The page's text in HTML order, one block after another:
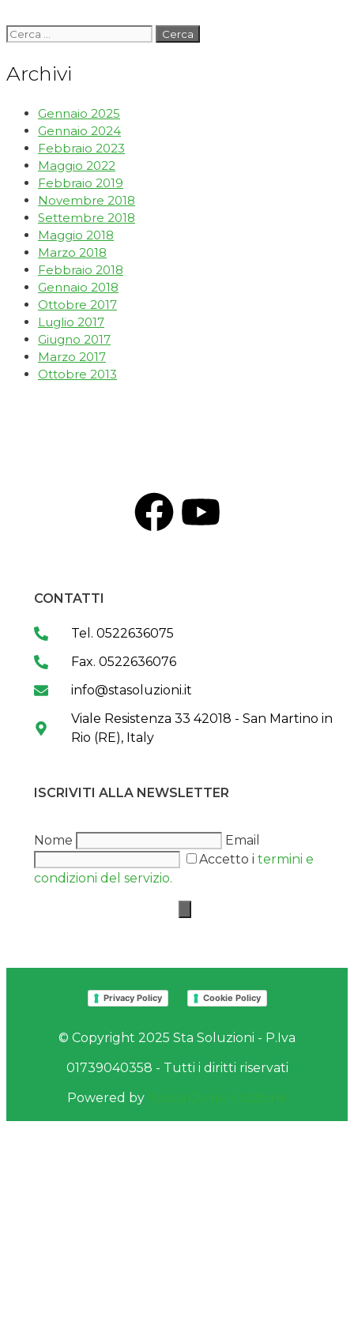
Archivi
Gennaio 2025
Gennaio 2024
Febbraio 2023
Maggio 2022
Febbraio 2019
Novembre 2018
Settembre 2018
Maggio 2018
Marzo 2018
Febbraio 2018
Gennaio 2018
Ottobre 2017
Luglio 2017
Giugno 2017
Marzo 2017
Ottobre 2013
CONTATTI
Tel. 0522636075
Fax. 0522636076
info@stasoluzioni.it
Viale Resistenza 33 42018 - San Martino in
Rio (RE), Italy
ISCRIVITI ALLA NEWSLETTER
Nome
Email
Accetto i termini e
condizioni del servizio.
Privacy Policy Cookie Policy
© Copyright 2025 Sta Soluzioni - P.Iva
01739040358 - Tutti i diritti riservati
Powered by Yucca Comunicazione